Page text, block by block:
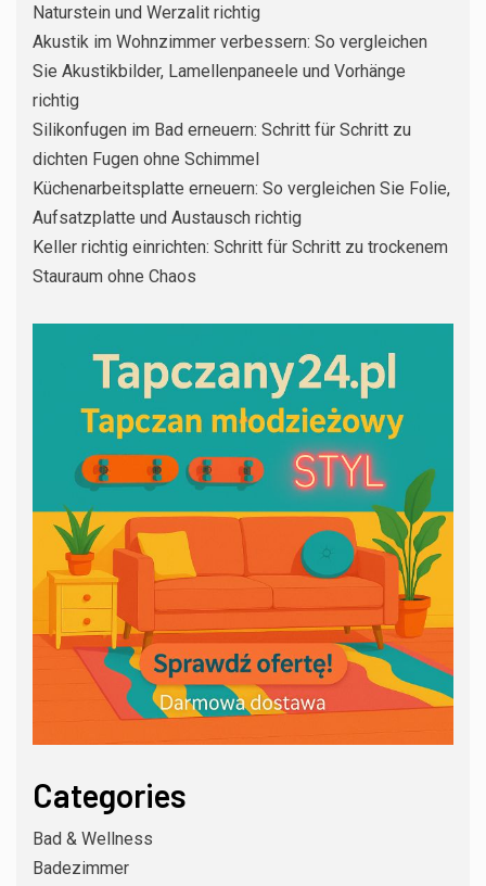
Naturstein und Werzalit richtig
Akustik im Wohnzimmer verbessern: So vergleichen
Sie Akustikbilder, Lamellenpaneele und Vorhänge
richtig
Silikonfugen im Bad erneuern: Schritt für Schritt zu
dichten Fugen ohne Schimmel
Küchenarbeitsplatte erneuern: So vergleichen Sie Folie,
Aufsatzplatte und Austausch richtig
Keller richtig einrichten: Schritt für Schritt zu trockenem
Stauraum ohne Chaos
Categories
Bad & Wellness
Badezimmer